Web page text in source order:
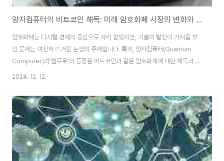
양자컴퓨터의 비트코인 해독: 미래 암호화폐 시장의 변화와 보안에 미치는 영향
암호화폐는 디지털 경제의 중심으로 자리 잡았지만, 기술의 발전이 가져올 보
안 문제는 여전히 뜨거운 논쟁의 주제입니다. 특히, 양자컴퓨터(Quantum
Computer)의'월로우'의 등장은 비트코인과 같은 암호화폐에 대한 해독과 보
안 위협을 증폭시키고 있습니다. 이 글에서는 양자컴퓨터가 비트코인을 해독
정적/부정적 영향을 살펴보겠습니다. 양자컴퓨터가 비트코인을 해독할 수 있는
가?1. 비트코인은 두 가지 주요 기술에 의해 보안이 유지됩니다.· SHA-256 해
시 알고리즘: 블록체인의 데이터 무결성을 유지하고, 거래 기록을 보호합니다. ·
ECDSA(타원곡선 디지털 서명 알고리즘): 사용자의 개인 키로 거래를 승인합
니다. 현대의 전..
2024. 12. 12.